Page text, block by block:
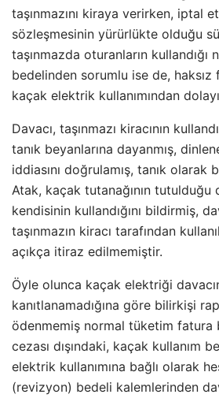
taşınmazını kiraya verirken, iptal
sözleşmesinin yürürlükte olduğu
taşınmazda oturanların kullandığı
bedelinden sorumlu ise de,
kaçak elektrik kullanımından
Davacı, taşınmazı kiracının
tanık beyanlarına dayanmış,
iddiasını doğrulamış, tanık olarak
Atak, kaçak tutanağının tutulduğu
kendisinin kullandığını bildirmiş,
taşınmazın kiracı tarafından
açıkça itiraz edilmemiştir.
Öyle olunca kaçak elektriği
kanıtlanamadığına göre bilirkişi
ödenmemiş normal tüketim fatura
cezası dışındaki, kaçak kullanım
elektrik kullanımına bağlı olarak
(revizyon) bedeli kalemlerinden